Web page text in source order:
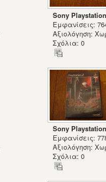
Sony
Εμφανίσεις:
Αξιολόγηση:
Σχόλια: 0
Sony
Εμφανίσεις:
Αξιολόγηση:
Σχόλια: 0